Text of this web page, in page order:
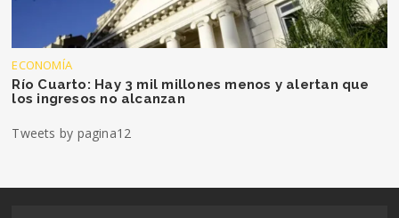
ECONOMÍA
Río Cuarto: Hay 3 mil millones menos y alertan que
los ingresos no alcanzan
Tweets by pagina12